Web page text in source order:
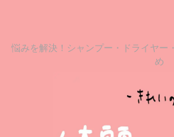
悩みを解決！シャンプー・ドライヤー
め